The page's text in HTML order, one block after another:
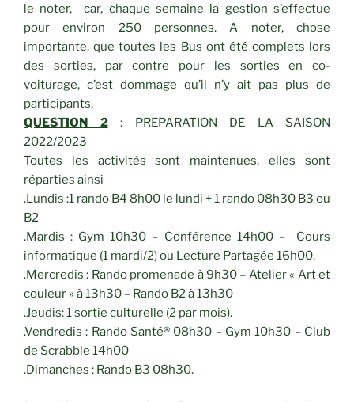
le noter, car, chaque semaine la gestion s’effectue
pour environ 250 personnes. A noter, chose
importante, que toutes les Bus ont été complets lors
des sorties, par contre pour les sorties en co-
voiturage, c’est dommage qu’il n’y ait pas plus de
participants.
QUESTION 2: PREPARATION DE LA SAISON
2022/2023
Toutes les activités sont maintenues, elles sont
réparties ainsi
.Lundis :1 rando B4 8h00 le lundi + 1 rando 08h30 B3 ou
B2
.Mardis : Gym 10h30 – Conférence 14h00 – Cours
informatique (1 mardi/2) ou Lecture Partagée 16h00.
.Mercredis : Rando promenade à 9h30 – Atelier « Art et
couleur » à 13h30 – Rando B2 à 13h30
.Jeudis: 1 sortie culturelle (2 par mois).
.Vendredis : Rando Santé® 08h30 – Gym 10h30 – Club
de Scrabble 14h00
.Dimanches : Rando B3 08h30.